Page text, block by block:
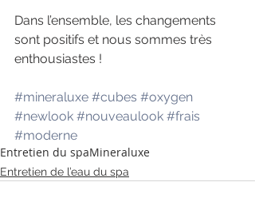
Dans l’ensemble, les changements
sont positifs et nous sommes très
enthousiastes !
#mineraluxe #cubes #oxygen
#newlook #nouveaulook #frais
#moderne
Entretien du spaMineraluxe
Entretien de l’eau du spa